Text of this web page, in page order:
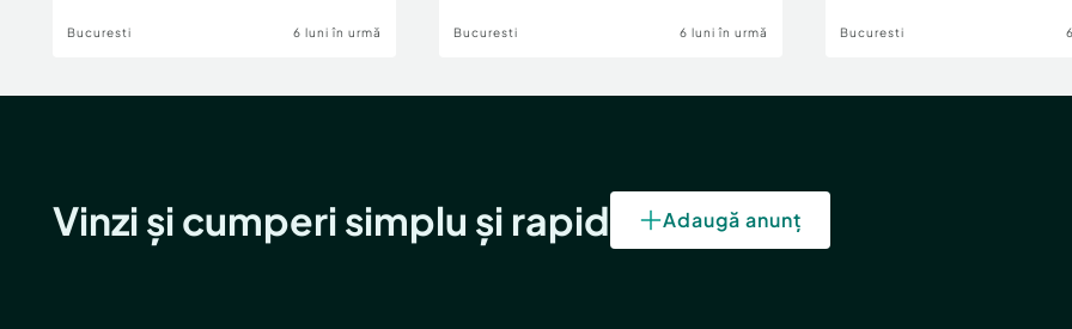
Bucuresti 6 luni în urmă Bucuresti 6 luni în urmă Bucuresti
Vinzi și cumperi simplu și rapid Adaugă anunț